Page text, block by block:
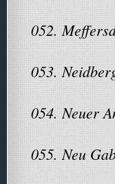
052.
053.
054. Neuer
055. Neu